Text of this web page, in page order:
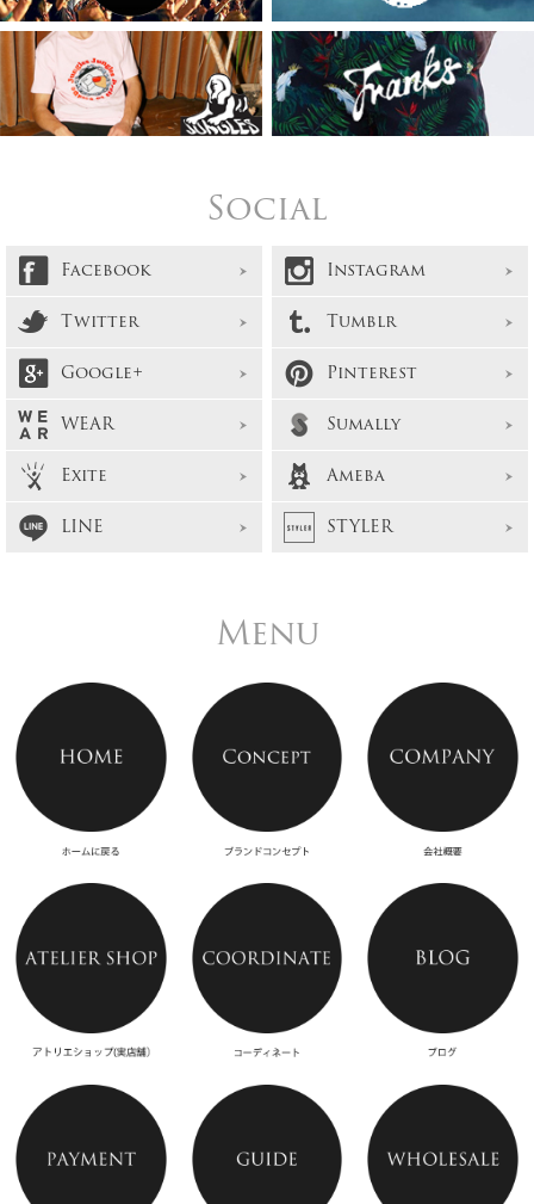
Social
Facebook
Instagram
Twitter
Tumblr
Google+
Pinterest
WEAR
Sumally
Exite
Ameba
LINE
STYLER
Menu